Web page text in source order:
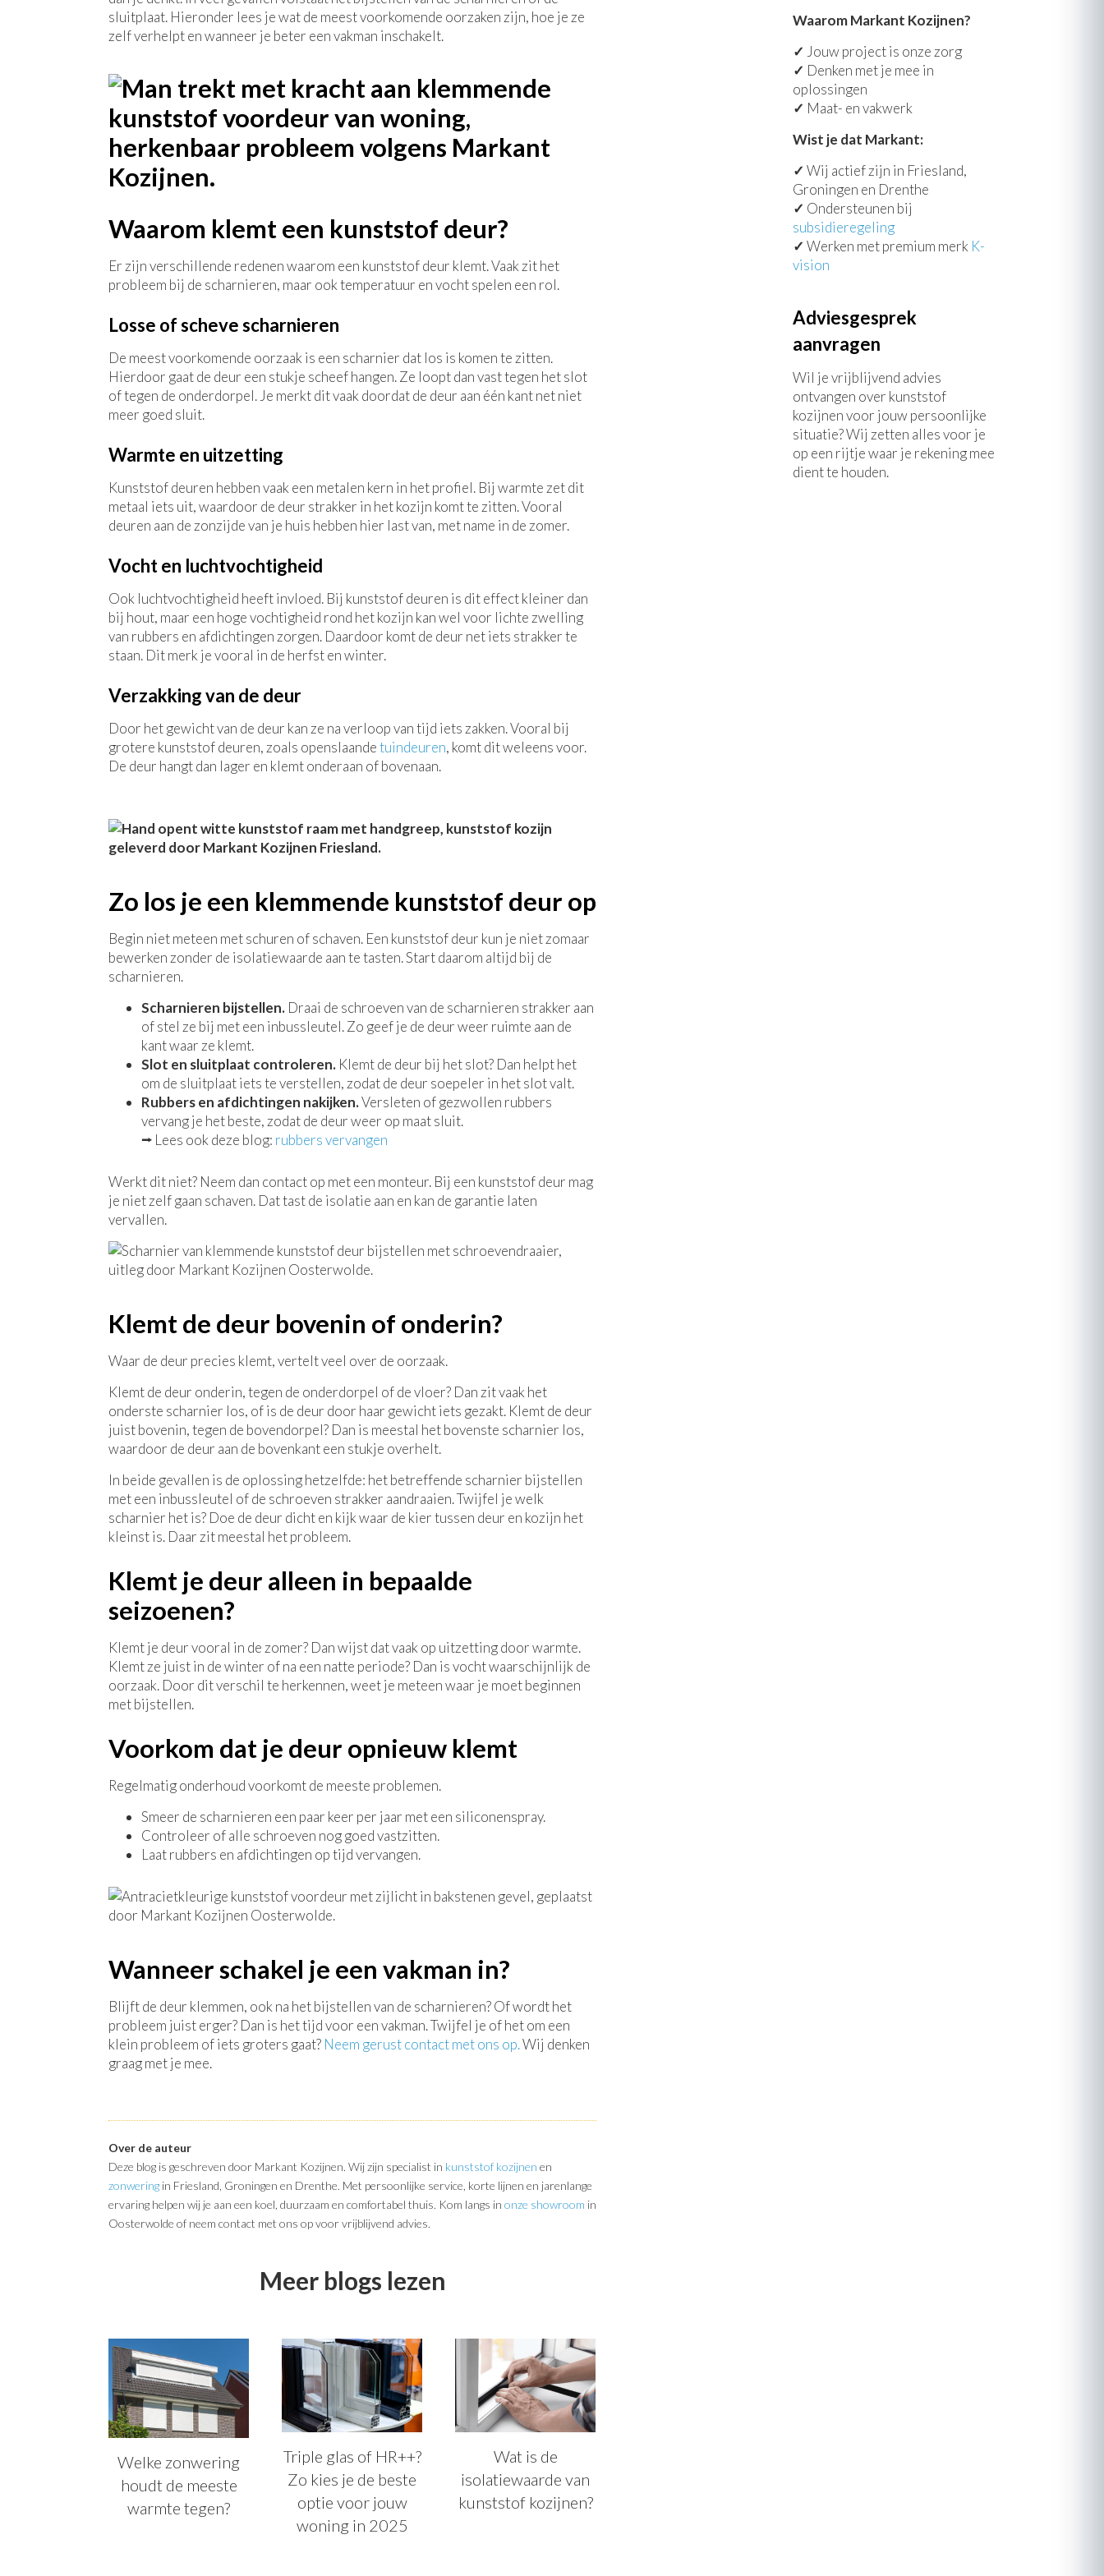
sluitplaat. Hieronder lees je wat de meest voorkomende oorzaken zijn, hoe je ze
zelf verhelpt en wanneer je beter een vakman inschakelt.
Waarom klemt een kunststof deur?
Er zijn verschillende redenen waarom een kunststof deur klemt. Vaak zit het
probleem bij de scharnieren, maar ook temperatuur en vocht spelen een rol.
Losse of scheve scharnieren
De meest voorkomende oorzaak is een scharnier dat los is komen te zitten.
Hierdoor gaat de deur een stukje scheef hangen. Ze loopt dan vast tegen het slot
of tegen de onderdorpel. Je merkt dit vaak doordat de deur aan één kant net niet
meer goed sluit.
Warmte en uitzetting
Kunststof deuren hebben vaak een metalen kern in het profiel. Bij warmte zet dit
metaal iets uit, waardoor de deur strakker in het kozijn komt te zitten. Vooral
deuren aan de zonzijde van je huis hebben hier last van, met name in de zomer.
Vocht en luchtvochtigheid
Ook luchtvochtigheid heeft invloed. Bij kunststof deuren is dit effect kleiner dan
bij hout, maar een hoge vochtigheid rond het kozijn kan wel voor lichte zwelling
van rubbers en afdichtingen zorgen. Daardoor komt de deur net iets strakker te
staan. Dit merk je vooral in de herfst en winter.
Verzakking van de deur
Door het gewicht van de deur kan ze na verloop van tijd iets zakken. Vooral bij
grotere kunststof deuren, zoals openslaandetuindeuren, komt dit weleens voor.
De deur hangt dan lager en klemt onderaan of bovenaan.
Zo los je een klemmende kunststof deur op
Begin niet meteen met schuren of schaven. Een kunststof deur kun je niet zomaar
bewerken zonder de isolatiewaarde aan te tasten. Start daarom altijd bij de
scharnieren.
Scharnieren bijstellen. Draai de schroeven van de scharnieren strakker aan
of stel ze bij met een inbussleutel. Zo geef je de deur weer ruimte aan de
kant waar ze klemt.
Slot en sluitplaat controleren. Klemt de deur bij het slot? Dan helpt het
om de sluitplaat iets te verstellen, zodat de deur soepeler in het slot valt.
Rubbers en afdichtingen nakijken.Versleten of gezwollen rubbers
vervang je het beste, zodat de deur weer op maat sluit.
⭢ Lees ook deze blog: rubbers vervangen
Werkt dit niet? Neem dan contact op met een monteur. Bij een kunststof deur mag
je niet zelf gaan schaven. Dat tast de isolatie aan en kan de garantie laten
vervallen.
Klemt de deur bovenin of onderin?
Waar de deur precies klemt, vertelt veel over de oorzaak.
Klemt de deur onderin, tegen de onderdorpel of de vloer? Dan zit vaak het
onderste scharnier los, of is de deur door haar gewicht iets gezakt. Klemt de deur
juist bovenin, tegen de bovendorpel? Dan is meestal het bovenste scharnier los,
waardoor de deur aan de bovenkant een stukje overhelt.
In beide gevallen is de oplossing hetzelfde: het betreffende scharnier bijstellen
met een inbussleutel of de schroeven strakker aandraaien. Twijfel je welk
scharnier het is? Doe de deur dicht en kijk waar de kier tussen deur en kozijn het
kleinst is. Daar zit meestal het probleem.
Klemt je deur alleen in bepaalde
seizoenen?
Klemt je deur vooral in de zomer? Dan wijst dat vaak op uitzetting door warmte.
Klemt ze juist in de winter of na een natte periode? Dan is vocht waarschijnlijk de
oorzaak. Door dit verschil te herkennen, weet je meteen waar je moet beginnen
met bijstellen.
Voorkom dat je deur opnieuw klemt
Regelmatig onderhoud voorkomt de meeste problemen.
Smeer de scharnieren een paar keer per jaar met een siliconenspray.
Controleer of alle schroeven nog goed vastzitten.
Laat rubbers en afdichtingen op tijd vervangen.
Wanneer schakel je een vakman in?
Blijft de deur klemmen, ook na het bijstellen van de scharnieren? Of wordt het
probleem juist erger? Dan is het tijd voor een vakman. Twijfel je of het om een
klein probleem of iets groters gaat? Neem gerust contact met ons op.Wij denken
graag met je mee.
Over de auteur
Deze blog is geschreven door Markant Kozijnen. Wij zijn specialist in kunststof kozijnen en
zonwering in Friesland, Groningen en Drenthe. Met persoonlijke service, korte lijnen en jarenlange
ervaring helpen wij je aan een koel, duurzaam en comfortabel thuis. Kom langs in onze showroom in
Oosterwolde of neem contact met ons op voor vrijblijvend advies.
Meer blogs lezen
Welke zonwering
houdt de meeste
warmte tegen?
Triple glas of HR++?
Zo kies je de beste
optie voor jouw
woning in 2025
Wat is de
isolatiewaarde van
kunststof kozijnen?
Waarom Markant Kozijnen?
✓ Jouw project is onze zorg
✓ Denken met je mee in
oplossingen
✓ Maat- en vakwerk
Wist je dat Markant:
✓ Wij actief zijn in Friesland,
Groningen en Drenthe
✓ Ondersteunen bij
subsidieregeling
✓ Werken met premium merk K-
vision
Adviesgesprek
aanvragen
Wil je vrijblijvend advies
ontvangen over kunststof
kozijnen voor jouw persoonlijke
situatie? Wij zetten alles voor je
op een rijtje waar je rekening mee
dient te houden.